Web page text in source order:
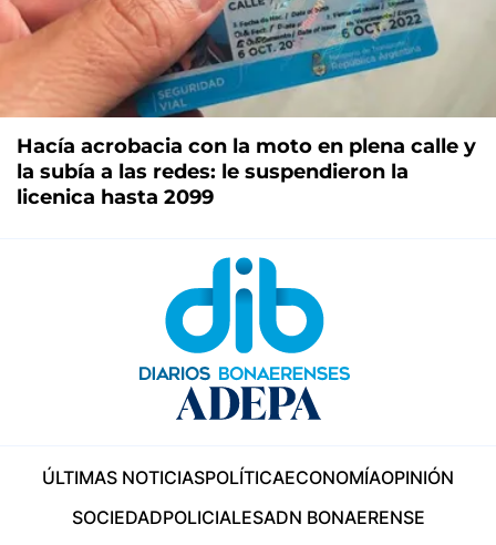
Hacía acrobacia con la moto en plena calle y
la subía a las redes: le suspendieron la
licenica hasta 2099
ÚLTIMAS NOTICIASPOLÍTICAECONOMÍAOPINIÓN
SOCIEDADPOLICIALESADN BONAERENSE